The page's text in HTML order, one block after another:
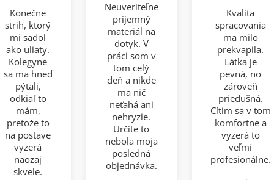
Konečne
strih, ktorý
mi sadol
ako uliaty.
Kolegyne
sa ma hneď
pýtali,
odkiaľ to
mám,
pretože to
na postave
vyzerá
naozaj
skvele.
Neuveriteľne
príjemný
materiál na
dotyk. V
práci som v
tom celý
deň a nikde
ma nič
neťahá ani
nehryzie.
Určite to
nebola moja
posledná
objednávka.
Kvalita
spracovania
ma milo
prekvapila.
Látka je
pevná, no
zároveň
priedušná.
Cítim sa v tom
komfortne a
vyzerá to
veľmi
profesionálne.